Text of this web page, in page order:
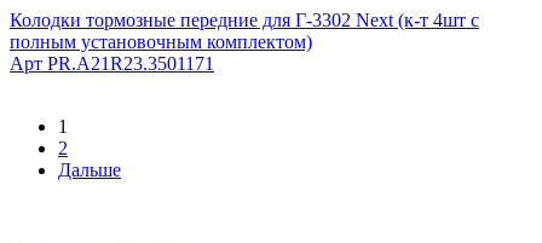
Колодки тормозные передние для Г-3302 Next (к-т 4шт с
полным установочным комплектом)
Арт PR.A21R23.3501171
1
2
Дальше